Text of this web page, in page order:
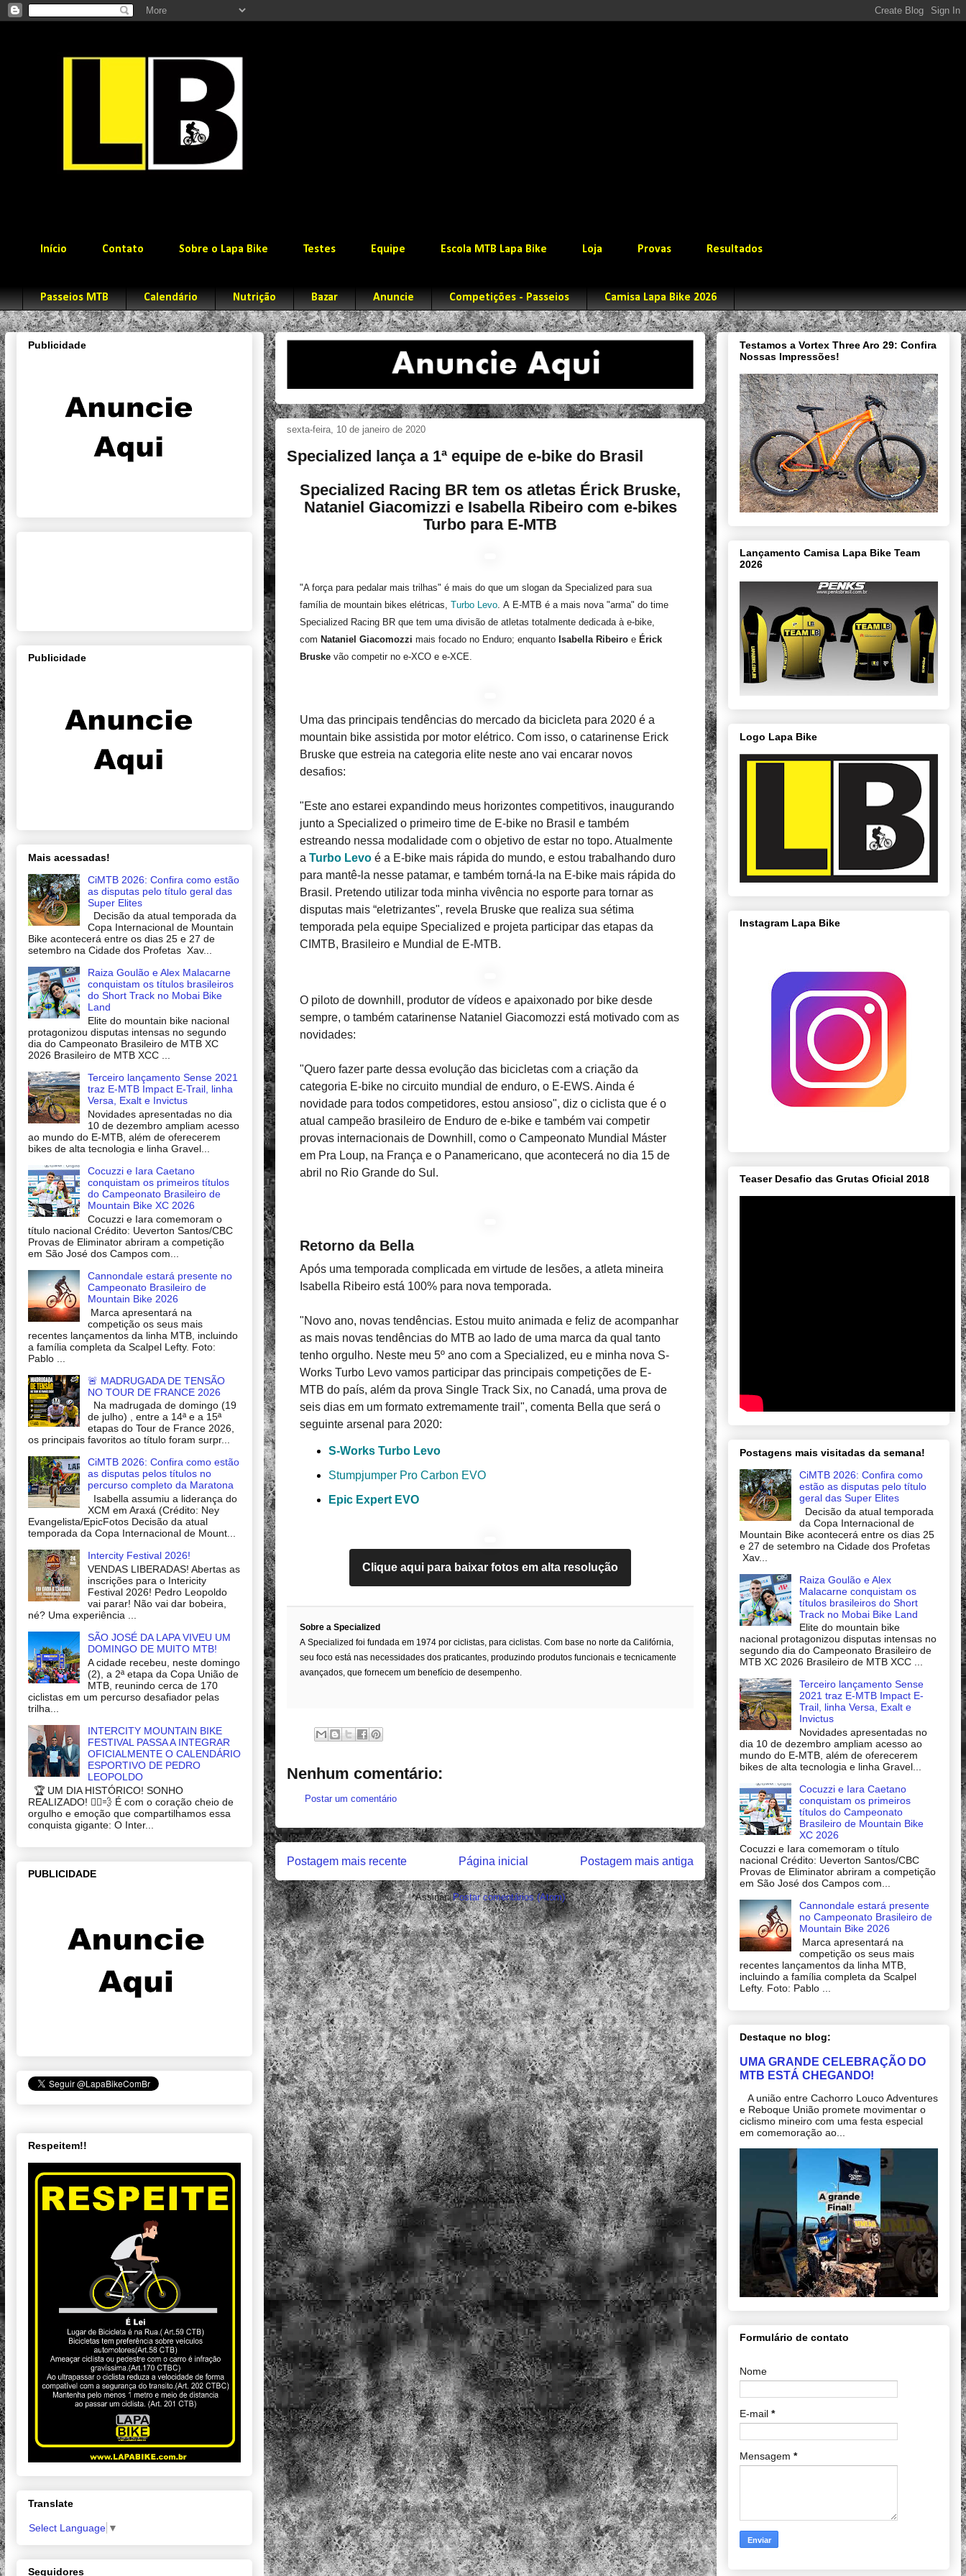
Início Contato Sobre o Lapa Bike Testes Equipe Escola MTB Lapa Bike Loja Provas Resultados
Passeios MTB Calendário Nutrição Bazar Anuncie Competições - Passeios Camisa Lapa Bike 2026
sexta-feira, 10 de janeiro de 2020
Specialized lança a 1ª equipe de e-bike do Brasil
Specialized Racing BR tem os atletas Érick Bruske,
Nataniel Giacomizzi e Isabella Ribeiro com e-bikes
Turbo para E-MTB
"A força para pedalar mais trilhas" é mais do que um slogan da Specialized para sua
família de mountain bikes elétricas, Turbo Levo. A E-MTB é a mais nova "arma" do time
Specialized Racing BR que tem uma divisão de atletas totalmente dedicada à e-bike,
com Nataniel Giacomozzi mais focado no Enduro; enquanto Isabella Ribeiro e Érick
Bruske vão competir no e-XCO e e-XCE.
Uma das principais tendências do mercado da bicicleta para 2020 é a
mountain bike assistida por motor elétrico. Com isso, o catarinense Erick
Bruske que estreia na categoria elite neste ano vai encarar novos
desafios:
"Este ano estarei expandindo meus horizontes competitivos, inaugurando
junto a Specialized o primeiro time de E-bike no Brasil e também
estreando nessa modalidade com o objetivo de estar no topo. Atualmente
a Turbo Levo é a E-bike mais rápida do mundo, e estou trabalhando duro
para mantê-la nesse patamar, e também torná-la na E-bike mais rápida do
Brasil. Pretendo utilizar toda minha vivência no esporte para tornar as
disputas mais “eletrizantes", revela Bruske que realiza sua sétima
temporada pela equipe Specialized e projeta participar das etapas da
CIMTB, Brasileiro e Mundial de E-MTB.
O piloto de downhill, produtor de vídeos e apaixonado por bike desde
sempre, o também catarinense Nataniel Giacomozzi está motivado com as
novidades:
"Quero fazer parte dessa evolução das bicicletas com a criação da
categoria E-bike no circuito mundial de enduro, o E-EWS. Ainda é
novidade para todos competidores, estou ansioso", diz o ciclista que é o
atual campeão brasileiro de Enduro de e-bike e também vai competir
provas internacionais de Downhill, como o Campeonato Mundial Máster
em Pra Loup, na França e o Panamericano, que acontecerá no dia 15 de
abril no Rio Grande do Sul.
Retorno da Bella
Após uma temporada complicada em virtude de lesões, a atleta mineira
Isabella Ribeiro está 100% para nova temporada.
"Novo ano, novas tendências. Estou muito animada e feliz de acompanhar
as mais novas tendências do MTB ao lado de uma marca da qual tanto
tenho orgulho. Neste meu 5º ano com a Specialized, eu e minha nova S-
Works Turbo Levo vamos participar das principais competições de E-
MTB do país, além da prova Single Track Six, no Canadá, uma prova de
seis dias em um formato extremamente trail", comenta Bella que será o
seguinte arsenal para 2020:
S-Works Turbo Levo
Stumpjumper Pro Carbon EVO
Epic Expert EVO
Clique aqui para baixar fotos em alta resolução
Sobre a Specialized
A Specialized foi fundada em 1974 por ciclistas, para ciclistas. Com base no norte da Califórnia,
seu foco está nas necessidades dos praticantes, produzindo produtos funcionais e tecnicamente
avançados, que fornecem um benefício de desempenho.
Nenhum comentário:
Postar um comentário
Postagem mais recente Postagem mais antiga
Página inicial
Assinar:Postar comentários (Atom)
Publicidade
Publicidade
Mais acessadas!
CiMTB 2026: Confira como estão
as disputas pelo título geral das
Super Elites
Decisão da atual temporada da
Copa Internacional de Mountain
Bike acontecerá entre os dias 25 e 27 de
setembro na Cidade dos Profetas Xav...
Raiza Goulão e Alex Malacarne
conquistam os títulos brasileiros
do Short Track no Mobai Bike
Land
Elite do mountain bike nacional
protagonizou disputas intensas no segundo
dia do Campeonato Brasileiro de MTB XC
2026 Brasileiro de MTB XCC ...
Terceiro lançamento Sense 2021
traz E-MTB Impact E-Trail, linha
Versa, Exalt e Invictus
Novidades apresentadas no dia
10 de dezembro ampliam acesso
ao mundo do E-MTB, além de oferecerem
bikes de alta tecnologia e linha Gravel...
Cocuzzi e Iara Caetano
conquistam os primeiros títulos
do Campeonato Brasileiro de
Mountain Bike XC 2026
Cocuzzi e Iara comemoram o
título nacional Crédito: Ueverton Santos/CBC
Provas de Eliminator abriram a competição
em São José dos Campos com...
Cannondale estará presente no
Campeonato Brasileiro de
Mountain Bike 2026
Marca apresentará na
competição os seus mais
recentes lançamentos da linha MTB, incluindo
a família completa da Scalpel Lefty. Foto:
Pablo ...
🚨 MADRUGADA DE TENSÃO
NO TOUR DE FRANCE 2026
Na madrugada de domingo (19
de julho) , entre a 14ª e a 15ª
etapas do Tour de France 2026,
os principais favoritos ao título foram surpr...
CiMTB 2026: Confira como estão
as disputas pelos títulos no
percurso completo da Maratona
Isabella assumiu a liderança do
XCM em Araxá (Crédito: Ney
Evangelista/EpicFotos Decisão da atual
temporada da Copa Internacional de Mount...
Intercity Festival 2026!
VENDAS LIBERADAS! Abertas as
inscrições para o Intericity
Festival 2026! Pedro Leopoldo
vai parar! Não vai dar bobeira,
né? Uma experiência ...
SÃO JOSÉ DA LAPA VIVEU UM
DOMINGO DE MUITO MTB!
A cidade recebeu, neste domingo
(2), a 2ª etapa da Copa União de
MTB, reunindo cerca de 170
ciclistas em um percurso desafiador pelas
trilha...
INTERCITY MOUNTAIN BIKE
FESTIVAL PASSA A INTEGRAR
OFICIALMENTE O CALENDÁRIO
ESPORTIVO DE PEDRO
LEOPOLDO
🏆 UM DIA HISTÓRICO! SONHO
REALIZADO! 🚴‍♂️💨 É com o coração cheio de
orgulho e emoção que compartilhamos essa
conquista gigante: O Inter...
PUBLICIDADE
Respeitem!!
Translate
Select Language ▼
Seguidores
Testamos a Vortex Three Aro 29: Confira
Nossas Impressões!
Lançamento Camisa Lapa Bike Team
2026
Logo Lapa Bike
Instagram Lapa Bike
Teaser Desafio das Grutas Oficial 2018
Postagens mais visitadas da semana!
CiMTB 2026: Confira como
estão as disputas pelo título
geral das Super Elites
Decisão da atual temporada
da Copa Internacional de
Mountain Bike acontecerá entre os dias 25
e 27 de setembro na Cidade dos Profetas
Xav...
Raiza Goulão e Alex
Malacarne conquistam os
títulos brasileiros do Short
Track no Mobai Bike Land
Elite do mountain bike
nacional protagonizou disputas intensas no
segundo dia do Campeonato Brasileiro de
MTB XC 2026 Brasileiro de MTB XCC ...
Terceiro lançamento Sense
2021 traz E-MTB Impact E-
Trail, linha Versa, Exalt e
Invictus
Novidades apresentadas no
dia 10 de dezembro ampliam acesso ao
mundo do E-MTB, além de oferecerem
bikes de alta tecnologia e linha Gravel...
Cocuzzi e Iara Caetano
conquistam os primeiros
títulos do Campeonato
Brasileiro de Mountain Bike
XC 2026
Cocuzzi e Iara comemoram o título
nacional Crédito: Ueverton Santos/CBC
Provas de Eliminator abriram a competição
em São José dos Campos com...
Cannondale estará presente
no Campeonato Brasileiro de
Mountain Bike 2026
Marca apresentará na
competição os seus mais
recentes lançamentos da linha MTB,
incluindo a família completa da Scalpel
Lefty. Foto: Pablo ...
Destaque no blog:
UMA GRANDE CELEBRAÇÃO DO
MTB ESTÁ CHEGANDO!
A união entre Cachorro Louco Adventures
e Reboque União promete movimentar o
ciclismo mineiro com uma festa especial
em comemoração ao...
Formulário de contato
Nome
E-mail *
Mensagem *